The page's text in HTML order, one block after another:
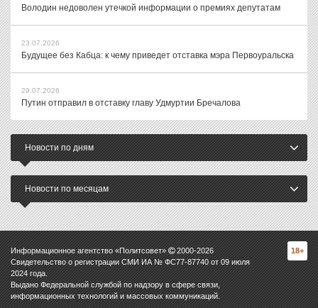
Володин недоволен утечкой информации о премиях депутатам
23.07.2026
Будущее без Кабца: к чему приведет отставка мэра Первоуральска
29.07.2026
Путин отправил в отставку главу Удмуртии Бречалова
Новости по дням
Новости по месяцам
Информационное агентство «Политсовет» 2000-2026
Свидетельство о регистрации СМИ ИА № ФС77-87740 от 09 июля
2024 года.
Выдано Федеральной службой по надзору в сфере связи,
информационных технологий и массовых коммуникаций.
18+